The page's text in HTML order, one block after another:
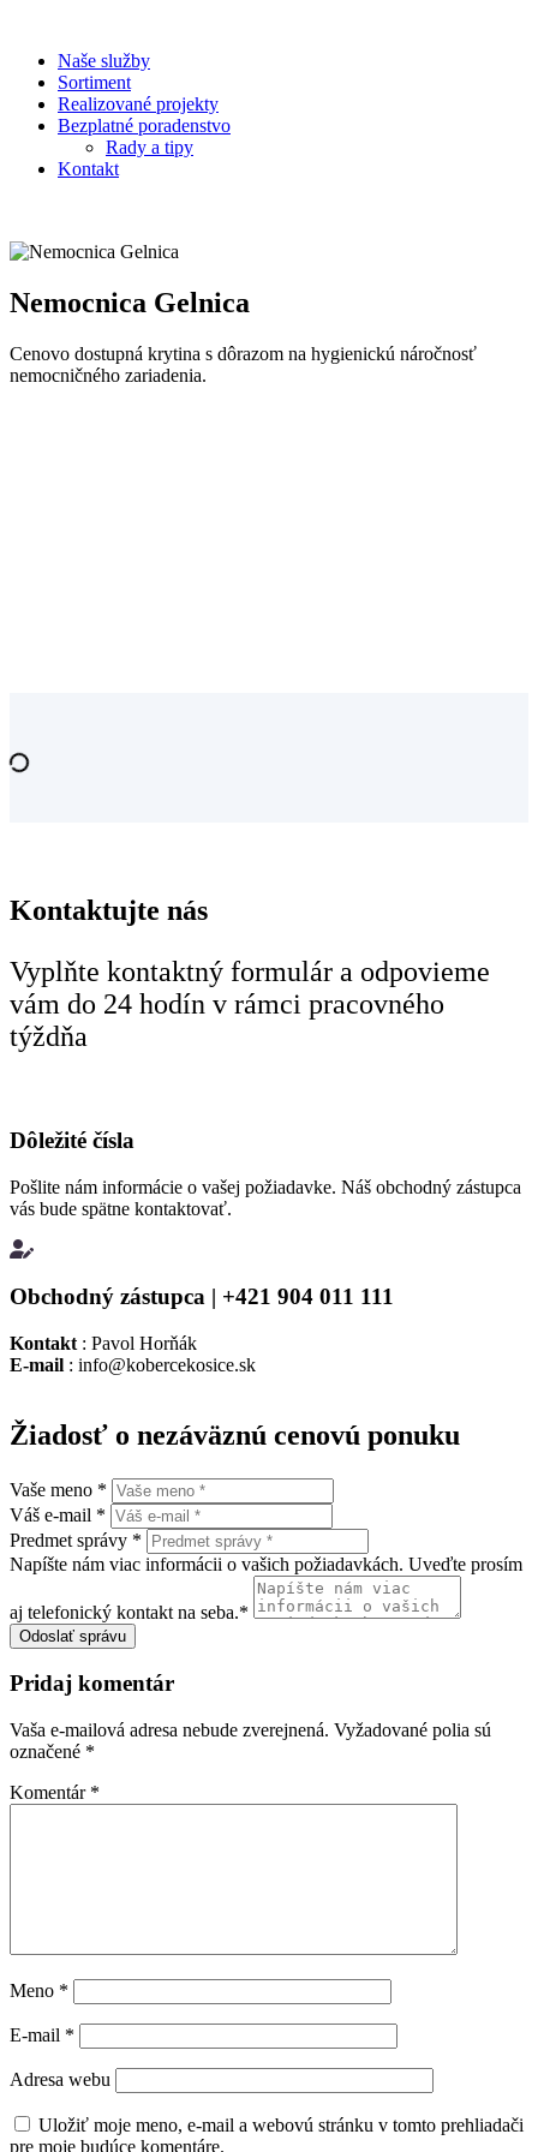
obsah
Naše služby
Sortiment
Realizované projekty
Bezplatné poradenstvo
Rady a tipy
Kontakt
Nemocnica Gelnica
Cenovo dostupná krytina s dôrazom na hygienickú náročnosť
nemocničného zariadenia.
Kontaktujte nás
Vyplňte kontaktný formulár a odpovieme
vám do 24 hodín v rámci pracovného
týždňa
Dôležité čísla
Pošlite nám informácie o vašej požiadavke. Náš obchodný zástupca
vás bude spätne kontaktovať.
Obchodný zástupca | +421 904 011 111
Kontakt : Pavol Horňák
E-mail : info@kobercekosice.sk
Žiadosť o nezáväznú cenovú ponuku
Vaše meno *
Váš e-mail *
Predmet správy *
Napíšte nám viac informácii o vašich požiadavkách. Uveďte prosím
aj telefonický kontakt na seba.*
Odoslať správu
Pridaj komentár
Vaša e-mailová adresa nebude zverejnená. Vyžadované polia sú
označené *
Komentár *
Meno *
E-mail *
Adresa webu
Uložiť moje meno, e-mail a webovú stránku v tomto prehliadači
pre moje budúce komentáre.